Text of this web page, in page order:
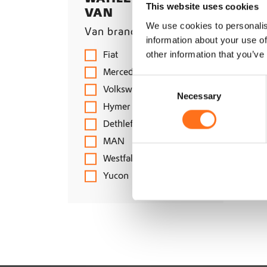
This website uses cookies
We use cookies to
information about your use
other information that
s
n
e
Necessary
Osram
RotopaX
Solo Interiors
Strands
Switch-Pros
Tactic Vans
Terrawagen
Vickywood
Warn
Lampenzubehör
LED Bars
Kanister
Kleidung
Luftsysteme
Luftkompressoren
Luftsystem-Zubehör
Upgrade Kits
Merchandise
Räder Und Felgen
Felgensätze
Radsätze
Recovery
Schaltpanel Systeme
Winden
VAN
Van brands
Fiat
Mercedes Benz
Volkswagen
Hymer
Dethleffs
MAN
Westfalia
Yucon